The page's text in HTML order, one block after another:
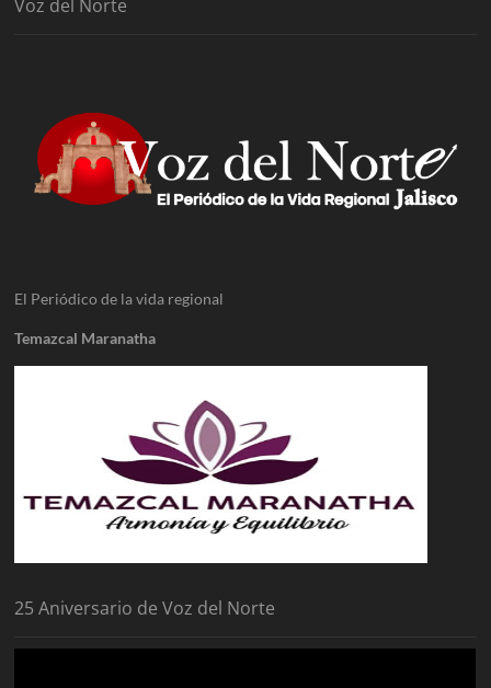
Voz del Norte
El Periódico de la vida regional
Temazcal Maranatha
25 Aniversario de Voz del Norte